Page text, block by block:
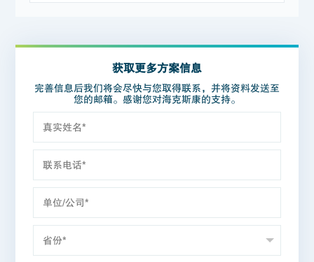
获取更多方案信息
完善信息后我们将会尽快与您取得联系，并将资料发送至
您的邮箱。感谢您对海克斯康的支持。